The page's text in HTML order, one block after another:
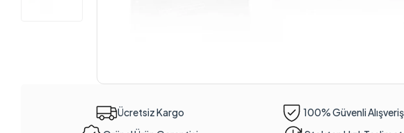
Ücretsiz Kargo
100% Güvenli Alışveriş